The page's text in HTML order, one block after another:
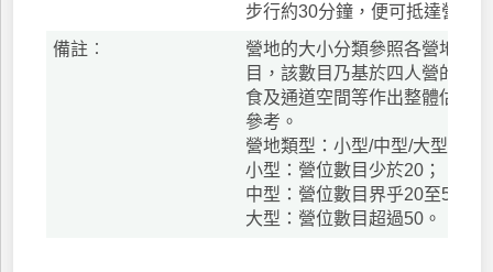
步行約30分鐘，便可抵達營地
備註︰
營地的大小分類參照各營地的
目，該數目乃基於四人營的尺
食及通道空間等作出整體估算
參考。
營地類型：小型/中型/大型
小型：營位數目少於20；
中型：營位數目界乎20至50；
大型：營位數目超過50。